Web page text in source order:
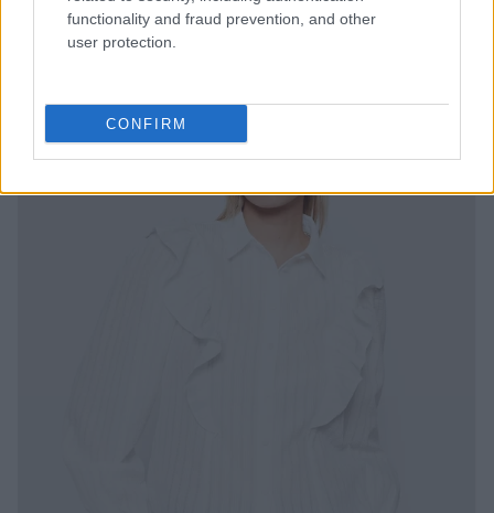
functionality and fraud prevention, and other
user protection.
CONFIRM